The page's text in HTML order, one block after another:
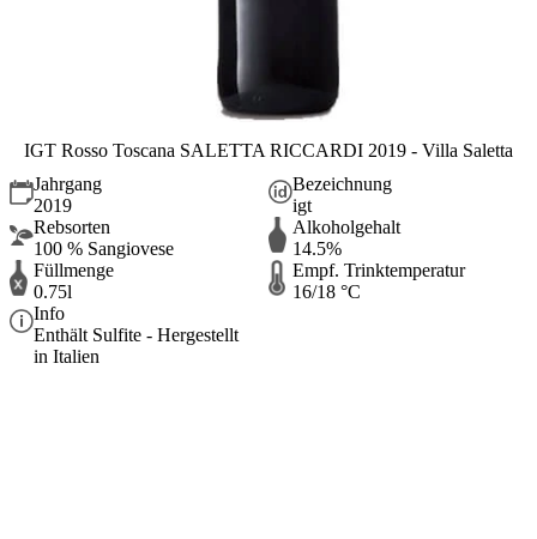
IGT Rosso Toscana SALETTA RICCARDI 2019 - Villa Saletta
Jahrgang
2019
Bezeichnung
igt
Rebsorten
100 % Sangiovese
Alkoholgehalt
14.5%
Füllmenge
0.75l
Empf. Trinktemperatur
16/18 °C
Info
Enthält Sulfite - Hergestellt
in Italien